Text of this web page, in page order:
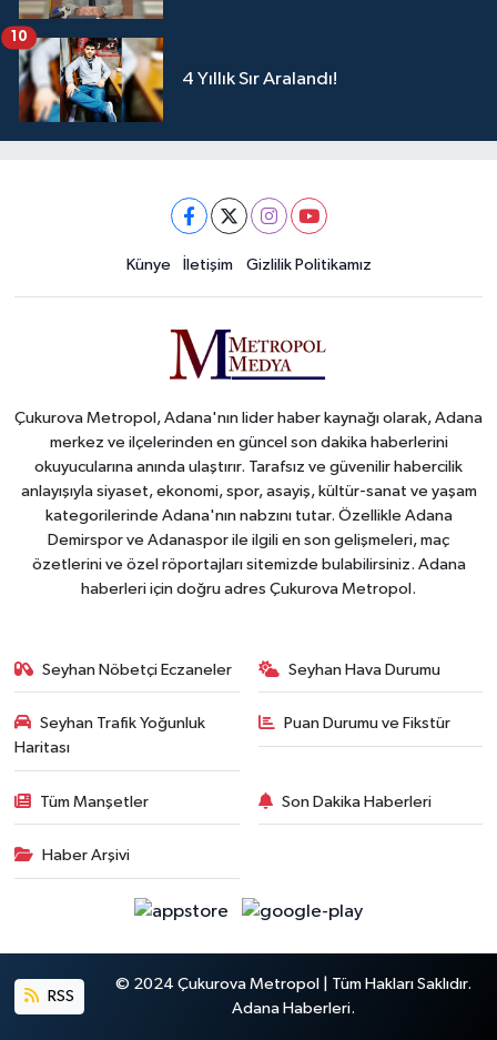
4 Yıllık Sır Aralandı!
10
Künye İletişim Gizlilik Politikamız
Çukurova Metropol, Adana'nın lider haber kaynağı olarak, Adana
merkez ve ilçelerinden en güncel son dakika haberlerini
okuyucularına anında ulaştırır. Tarafsız ve güvenilir habercilik
anlayışıyla siyaset, ekonomi, spor, asayiş, kültür-sanat ve yaşam
kategorilerinde Adana'nın nabzını tutar. Özellikle Adana
Demirspor ve Adanaspor ile ilgili en son gelişmeleri, maç
özetlerini ve özel röportajları sitemizde bulabilirsiniz. Adana
haberleri için doğru adres Çukurova Metropol.
Seyhan Nöbetçi Eczaneler Seyhan Hava Durumu
Seyhan Trafik Yoğunluk
Haritası
Puan Durumu ve Fikstür
Tüm Manşetler Son Dakika Haberleri
Haber Arşivi
RSS
© 2024 Çukurova Metropol | Tüm Hakları Saklıdır.
Adana Haberleri.